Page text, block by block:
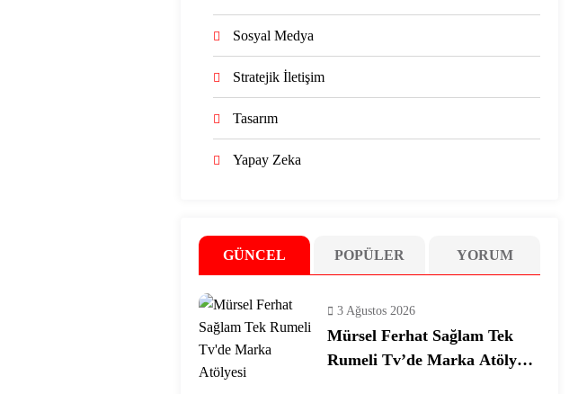
Sosyal Medya
Stratejik İletişim
Tasarım
Yapay Zeka
GÜNCEL POPÜLER YORUM
3 Ağustos 2026
Mürsel Ferhat Sağlam Tek
Rumeli Tv’de Marka Atölyesi